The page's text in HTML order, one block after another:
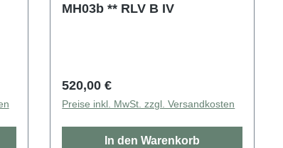
MH03b ** RLV B IV
Regulärer Preis:
520,00 €
Preise inkl. MwSt. zzgl. Versandkosten
In den Warenkorb